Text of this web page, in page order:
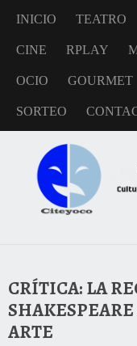
INICIO TEATRO
CINE RPLAY
OCIO GOURMET
SORTEO
CRÍTICA: LA
ARTE